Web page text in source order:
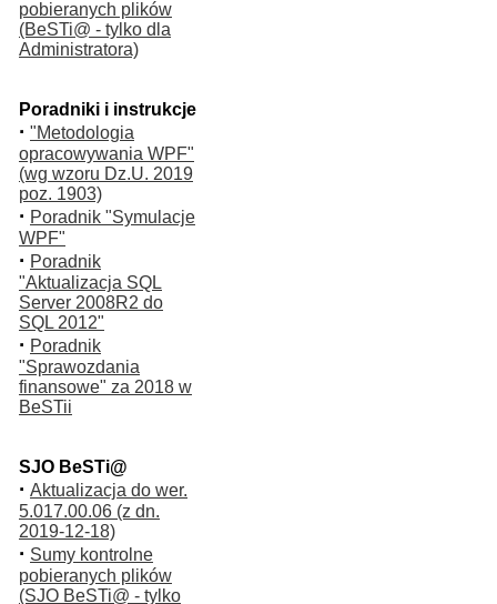
pobieranych plików
(BeSTi@ - tylko dla
Administratora)
Poradniki i instrukcje
· "Metodologia
opracowywania WPF"
(wg wzoru Dz.U. 2019
poz. 1903)
· Poradnik "Symulacje
WPF"
· Poradnik
"Aktualizacja SQL
Server 2008R2 do
SQL 2012"
· Poradnik
"Sprawozdania
finansowe" za 2018 w
BeSTii
SJO BeSTi@
· Aktualizacja do wer.
5.017.00.06 (z dn.
2019-12-18)
· Sumy kontrolne
pobieranych plików
(SJO BeSTi@ - tylko